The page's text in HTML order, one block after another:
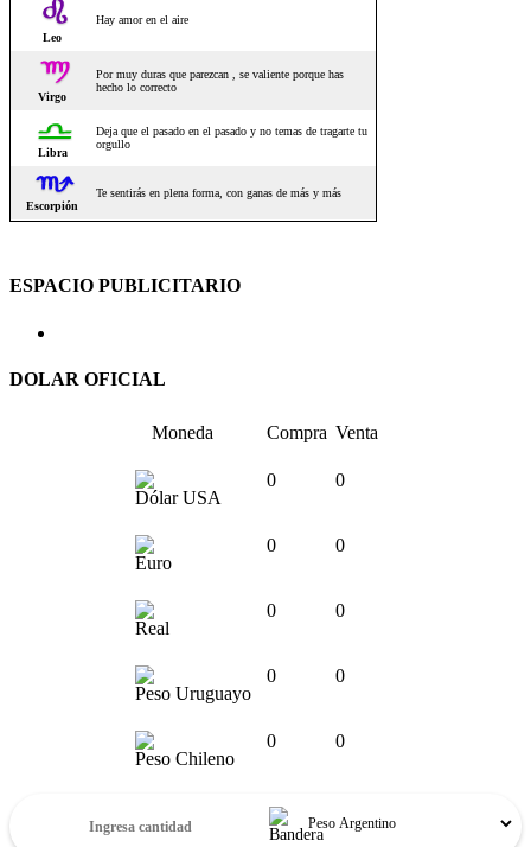
ESPACIO PUBLICITARIO
DOLAR OFICIAL
Moneda Compra Venta
Dólar USA
0 0
Euro
0 0
Real
0 0
Peso Uruguayo
0 0
Peso Chileno
0 0